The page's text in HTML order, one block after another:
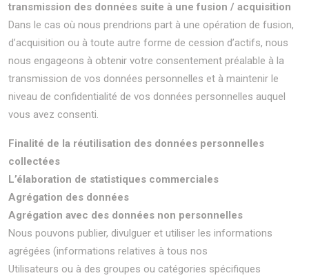
transmission des données suite à une fusion / acquisition
Dans le cas où nous prendrions part à une opération de fusion,
d’acquisition ou à toute autre forme de cession d’actifs, nous
nous engageons à obtenir votre consentement préalable à la
transmission de vos données personnelles et à maintenir le
niveau de confidentialité de vos données personnelles auquel
vous avez consenti.
Finalité de la réutilisation des données personnelles
collectées
L’élaboration de statistiques commerciales
Agrégation des données
Agrégation avec des données non personnelles
Nous pouvons publier, divulguer et utiliser les informations
agrégées (informations relatives à tous nos
Utilisateurs ou à des groupes ou catégories spécifiques